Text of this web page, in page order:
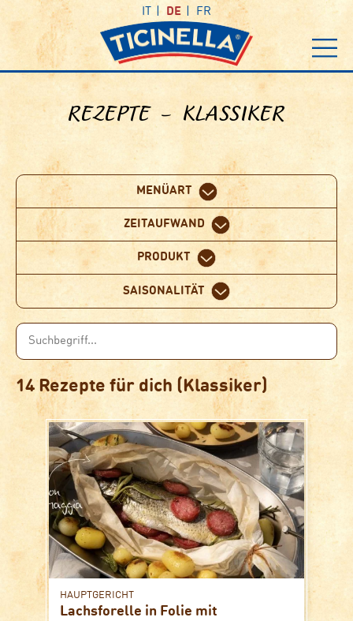
IT DE FR
REZEPTE – KLASSIKER
MENÜART
ZEITAUFWAND
PRODUKT
SAISONALITÄT
14 Rezepte für dich (Klassiker)
HAUPTGERICHT
Lachsforelle in Folie mit